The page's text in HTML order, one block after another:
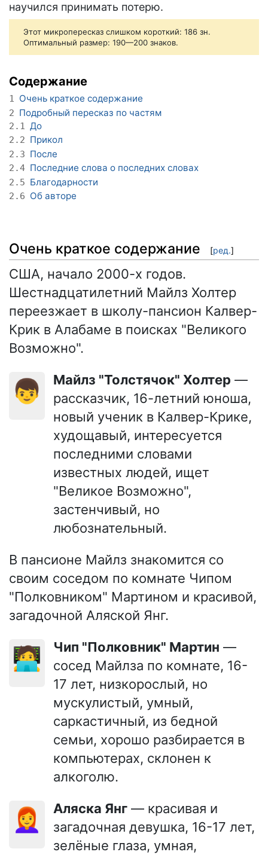
научился принимать потерю.
Этот микропересказ слишком короткий: 186 зн.
Оптимальный размер: 190—200 знаков.
Содержание
1 Очень краткое содержание
2 Подробный пересказ по частям
2.1 До
2.2 Прикол
2.3 После
2.4 Последние слова о последних словах
2.5 Благодарности
2.6 Об авторе
Очень краткое содержание [ред.]
США, начало 2000-х годов.
Шестнадцатилетний Майлз Холтер
переезжает в школу-пансион Калвер-
Крик в Алабаме в поисках "Великого
Возможно".
👦 Майлз "Толстячок" Холтер —
рассказчик, 16-летний юноша,
новый ученик в Калвер-Крике,
худощавый, интересуется
последними словами
известных людей, ищет
"Великое Возможно",
застенчивый, но
любознательный.
В пансионе Майлз знакомится со
своим соседом по комнате Чипом
"Полковником" Мартином и красивой,
загадочной Аляской Янг.
🧑‍💻 Чип "Полковник" Мартин —
сосед Майлза по комнате, 16-
17 лет, низкорослый, но
мускулистый, умный,
саркастичный, из бедной
семьи, хорошо разбирается в
компьютерах, склонен к
алкоголю.
👩‍🦰 Аляска Янг — красивая и
загадочная девушка, 16-17 лет,
зелёные глаза, умная,